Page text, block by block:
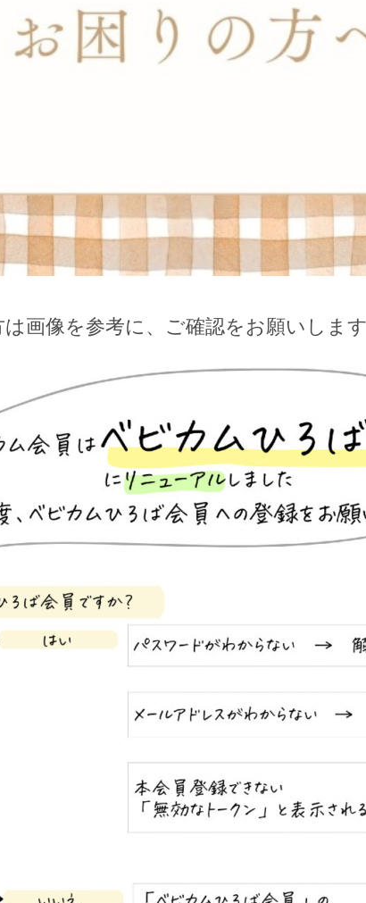
画像を参考に、ご確認をお願いします